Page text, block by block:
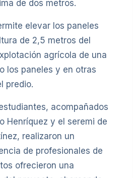
de dos metros.
elevar los paneles
de 2,5 metros del
agrícola de una
los paneles y en otras
predio.
acompañados
Henríquez y el seremi de
realizaron un
de profesionales de
ofrecieron una